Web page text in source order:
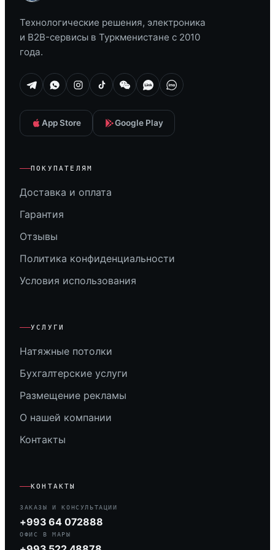
Технологические решения, электроника
и B2B-сервисы в Туркменистане с 2010
года.
App Store Google Play
ПОКУПАТЕЛЯМ
Доставка и оплата
Гарантия
Отзывы
Политика конфиденциальности
Условия использования
УСЛУГИ
Натяжные потолки
Бухгалтерские услуги
Размещение рекламы
О нашей компании
Контакты
КОНТАКТЫ
ЗАКАЗЫ И КОНСУЛЬТАЦИИ
+993 64 072888
ОФИС В МАРЫ